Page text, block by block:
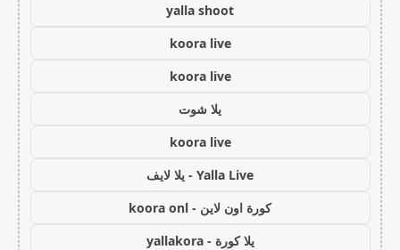
yalla shoot
koora live
koora live
يلا شوت
koora live
Yalla Live - يلا لايف
كورة اون لاين - koora onl
يلا كورة - yallakora